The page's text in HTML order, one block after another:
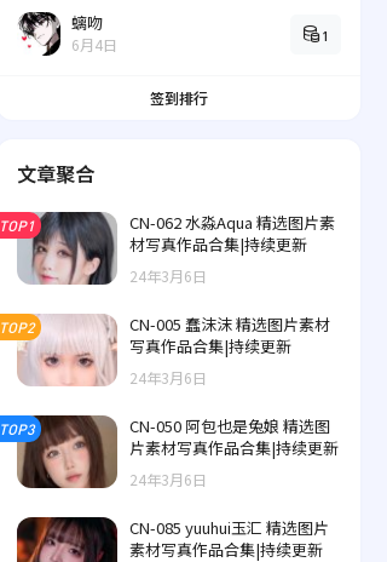
螭吻
6月4日 1
签到排行
文章聚合
TOP1
CN-062 水淼Aqua 精选图片素
材写真作品合集|持续更新
24年3月6日
TOP2
CN-005 蠢沫沫 精选图片素材
写真作品合集|持续更新
24年3月6日
TOP3
CN-050 阿包也是兔娘 精选图
片素材写真作品合集|持续更新
24年3月6日
CN-085 yuuhui玉汇 精选图片
素材写真作品合集|持续更新